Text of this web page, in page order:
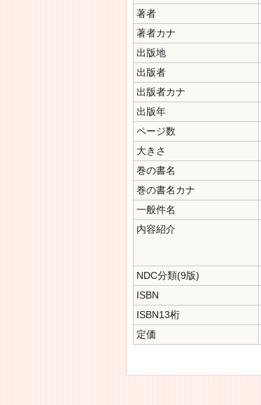
著者
著者カナ
出版地
出版者
出版者カナ
出版年
ページ数
大きさ
巻の書名
巻の書名カナ
一般件名
内容紹介
NDC分類(9版)
ISBN
ISBN13桁
定価